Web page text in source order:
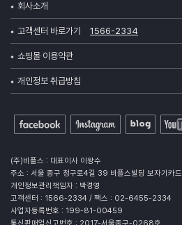
회사소개
고객센터 바로가기 1566-2334
쇼핑몰 이용약관
개인정보 취급방침
(주)비플스 : 대표이사 이왕수
주소 : 서울 중구 청구로4길 39 비플스빌딩 보자기카드
개인정보관리책임자 : 박경영
고객센터 : 1566-2334 / 팩스 : 02-6455-2334
사업자등록번호 : 199-81-00459